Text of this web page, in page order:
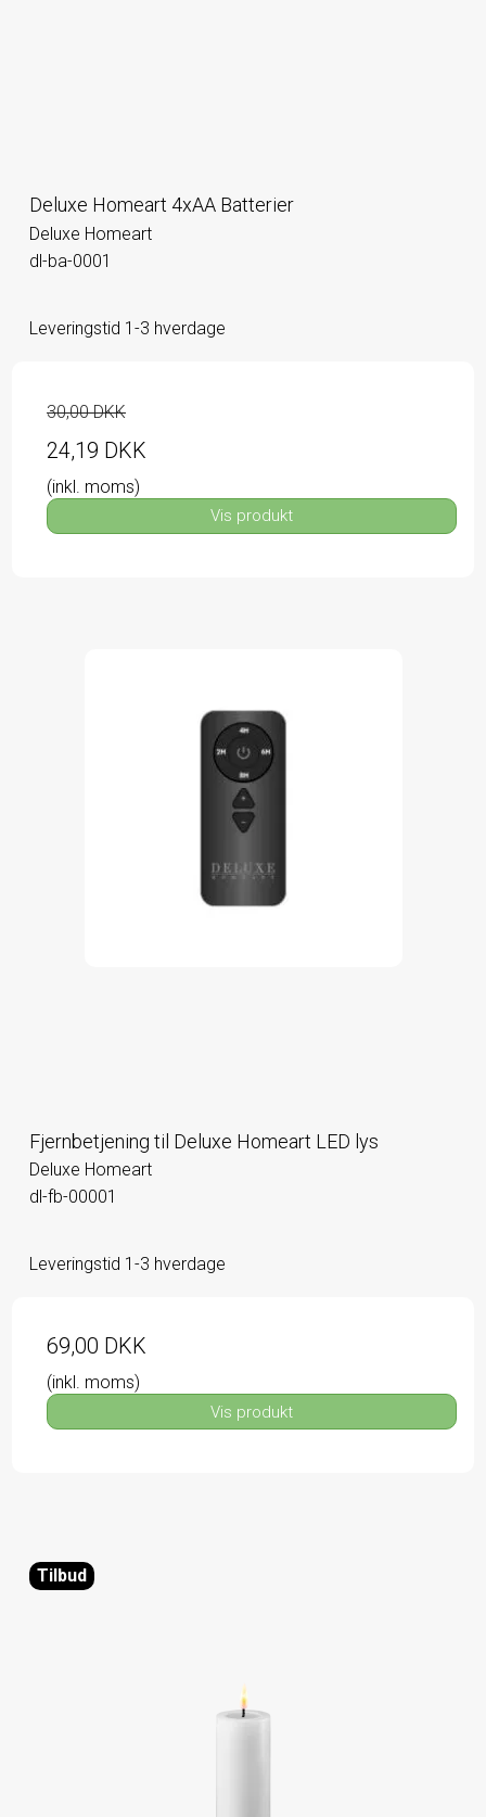
Deluxe Homeart 4xAA Batterier
Deluxe Homeart
dl-ba-0001
Leveringstid 1-3 hverdage
30,00 DKK
24,19 DKK
(inkl. moms)
Vis produkt
Fjernbetjening til Deluxe Homeart LED lys
Deluxe Homeart
dl-fb-00001
Leveringstid 1-3 hverdage
69,00 DKK
(inkl. moms)
Vis produkt
Tilbud